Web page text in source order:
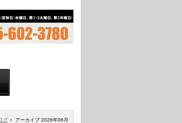
グ アーカイブ 2026年06月